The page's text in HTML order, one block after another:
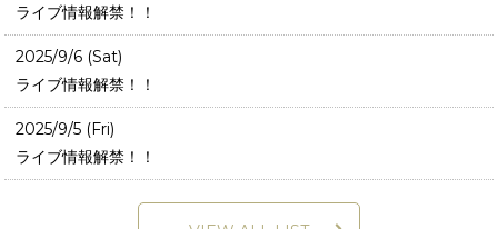
ライブ情報解禁！！
2025/9/6 (Sat)
ライブ情報解禁！！
2025/9/5 (Fri)
ライブ情報解禁！！